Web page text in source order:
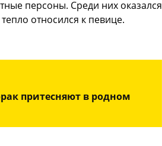
персоны. Среди них оказался
относился к певице.
притесняют в родном